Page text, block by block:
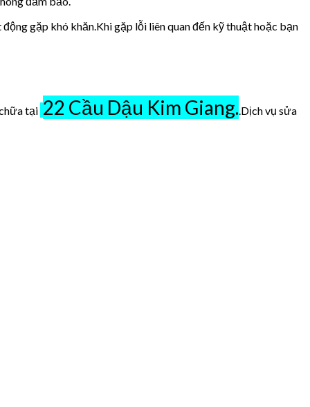
gặp khó khăn.Khi gặp lỗi liên quan đến kỹ thuật hoặc bạn
tại 22 Cầu Dậu Kim Giang. .Dịch vụ sửa